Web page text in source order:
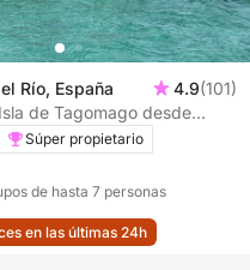
Río, España 4.9(101)
de Tagomago desde
Riu y sus calas en
Súper propietario
de hasta 7 personas
en las últimas 24h